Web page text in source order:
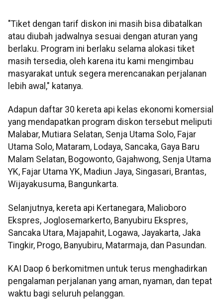
"Tiket dengan tarif diskon ini masih bisa dibatalkan
atau diubah jadwalnya sesuai dengan aturan yang
berlaku. Program ini berlaku selama alokasi tiket
masih tersedia, oleh karena itu kami mengimbau
masyarakat untuk segera merencanakan perjalanan
lebih awal," katanya.
Adapun daftar 30 kereta api kelas ekonomi komersial
yang mendapatkan program diskon tersebut meliputi
Malabar, Mutiara Selatan, Senja Utama Solo, Fajar
Utama Solo, Mataram, Lodaya, Sancaka, Gaya Baru
Malam Selatan, Bogowonto, Gajahwong, Senja Utama
YK, Fajar Utama YK, Madiun Jaya, Singasari, Brantas,
Wijayakusuma, Bangunkarta.
Selanjutnya, kereta api Kertanegara, Malioboro
Ekspres, Joglosemarkerto, Banyubiru Ekspres,
Sancaka Utara, Majapahit, Logawa, Jayakarta, Jaka
Tingkir, Progo, Banyubiru, Matarmaja, dan Pasundan.
KAI Daop 6 berkomitmen untuk terus menghadirkan
pengalaman perjalanan yang aman, nyaman, dan tepat
waktu bagi seluruh pelanggan.